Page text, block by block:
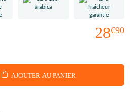
28€90
AJOUTER AU PANIER